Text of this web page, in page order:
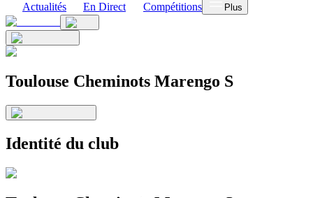
Actualités En Direct Compétitions Plus
Toulouse Cheminots Marengo S
Identité du club